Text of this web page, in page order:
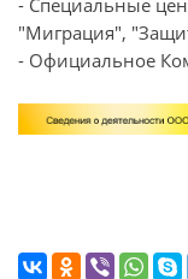
- Специальные
"Миграция",
- Официальное